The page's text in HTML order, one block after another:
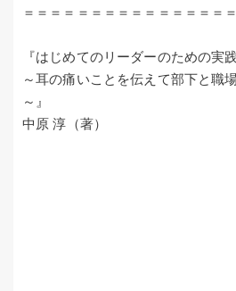
＝＝＝＝＝＝＝＝＝＝＝＝＝＝＝
『はじめてのリーダーのための実
～耳の痛いことを伝えて部下と職
～』
中原 淳（著）